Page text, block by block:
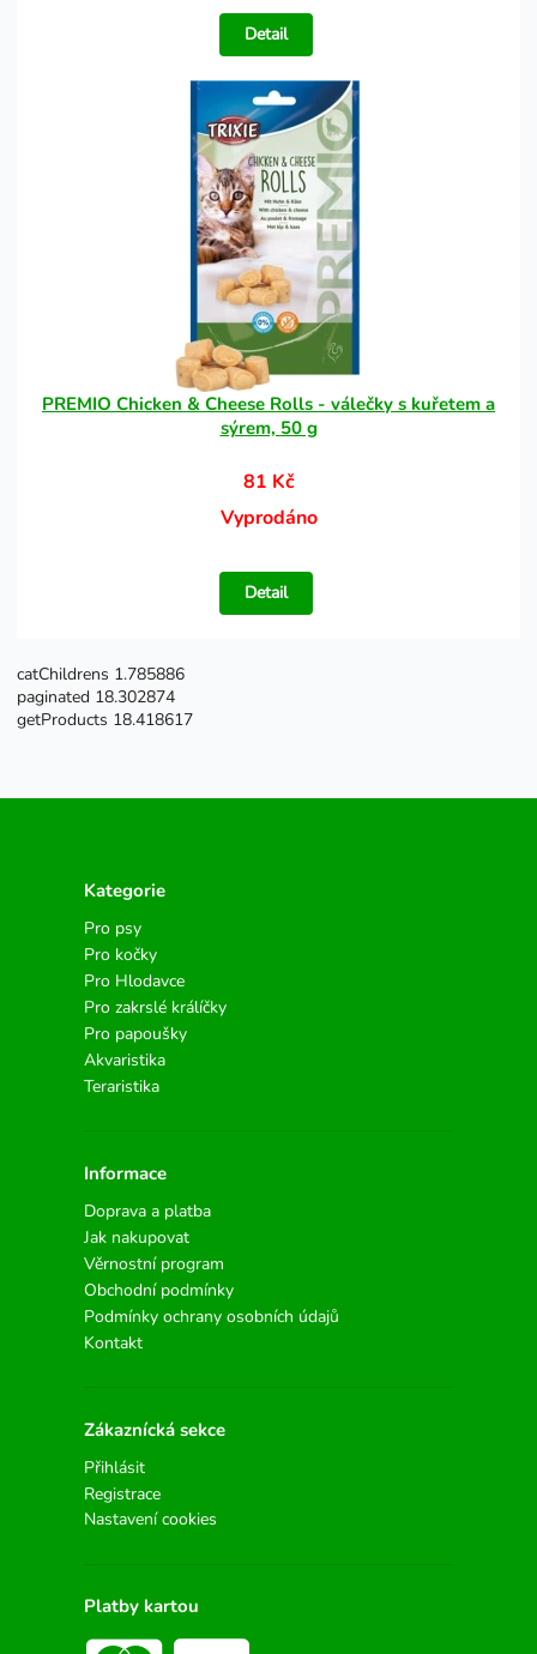
Detail
PREMIO Chicken & Cheese Rolls - válečky s kuřetem a
sýrem, 50 g
81 Kč
Vyprodáno
Detail
catChildrens 1.785886
paginated 18.302874
getProducts 18.418617
Kategorie
Pro psy
Pro kočky
Pro Hlodavce
Pro zakrslé králíčky
Pro papoušky
Akvaristika
Teraristika
Informace
Doprava a platba
Jak nakupovat
Věrnostní program
Obchodní podmínky
Podmínky ochrany osobních údajů
Kontakt
Zákaznícká sekce
Přihlásit
Registrace
Nastavení cookies
Platby kartou